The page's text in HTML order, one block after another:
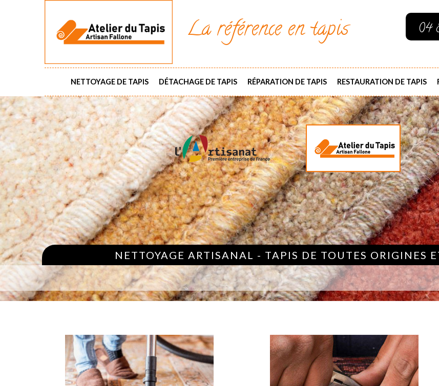
La référence en tapis 04
NETTOYAGE DE TAPIS DÉTACHAGE DE TAPIS RÉPARATION DE TAPIS RESTAURATION DE TAPIS
NETTOYAGE ARTISANAL - TAPIS DE TOUTES ORIGINES